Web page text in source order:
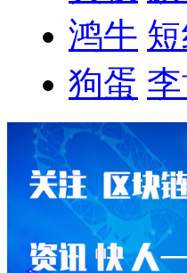
鸿牛
狗蛋